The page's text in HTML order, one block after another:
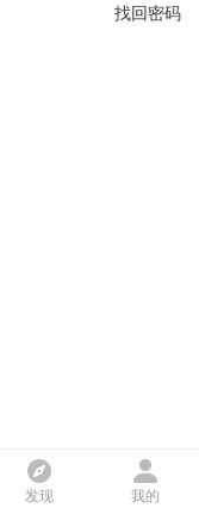
找回密码
发现 我的